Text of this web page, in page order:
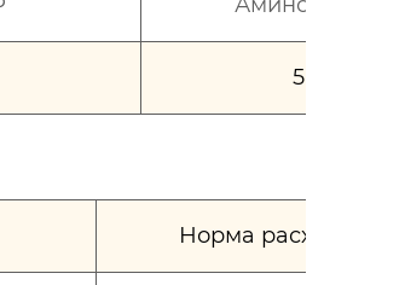
5 г/л
Норма расхода, л/